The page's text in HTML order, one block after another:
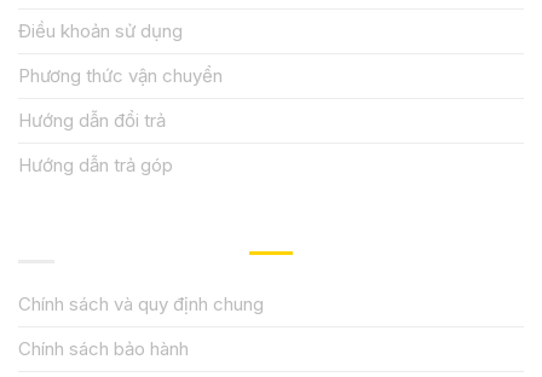
Điều khoản sử dụng
Phương thức vận chuyển
Hướng dẫn đổi trả
Hướng dẫn trả góp
Chính sách và quy định chung
Chính sách bảo hành